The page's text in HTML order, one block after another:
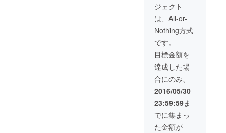
ジェクト
は、All-or-
Nothing方式
です。
目標金額を
達成した場
合にのみ、
2016/05/30
23:59:59ま
でに集まっ
た金額が